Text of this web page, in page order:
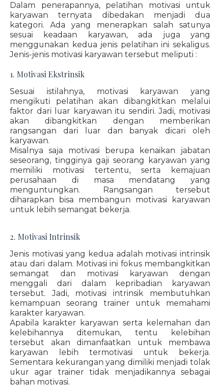
Dalam penerapannya, pelatihan motivasi untuk
karyawan ternyata dibedakan menjadi dua
kategori. Ada yang menerapkan salah satunya
sesuai keadaan karyawan, ada juga yang
menggunakan kedua jenis pelatihan ini sekaligus.
Jenis-jenis motivasi karyawan tersebut meliputi :
1. Motivasi Ekstrinsik
Sesuai istilahnya, motivasi karyawan yang
mengikuti pelatihan akan dibangkitkan melalui
faktor dari luar karyawan itu sendiri. Jadi, motivasi
akan dibangkitkan dengan memberikan
rangsangan dari luar dan banyak dicari oleh
karyawan.
Misalnya saja motivasi berupa kenaikan jabatan
seseorang, tingginya gaji seorang karyawan yang
memiliki motivasi tertentu, serta kemajuan
perusahaan di masa mendatang yang
menguntungkan. Rangsangan tersebut
diharapkan bisa membangun motivasi karyawan
untuk lebih semangat bekerja.
2. Motivasi Intrinsik
Jenis motivasi yang kedua adalah motivasi intrinsik
atau dari dalam. Motivasi ini fokus membangkitkan
semangat dan motivasi karyawan dengan
menggali dari dalam kepribadian karyawan
tersebut. Jadi, motivasi intrinsik membutuhkan
kemampuan seorang trainer untuk memahami
karakter karyawan.
Apabila karakter karyawan serta kelemahan dan
kelebihannya ditemukan, tentu kelebihan
tersebut akan dimanfaatkan untuk membawa
karyawan lebih termotivasi untuk bekerja.
Sementara kekurangan yang dimiliki menjadi tolak
ukur agar trainer tidak menjadikannya sebagai
bahan motivasi.